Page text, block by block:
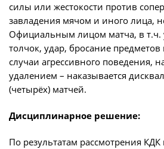
силы или жестокости против
завладения мячом и иного лица,
Официальным лицом матча, в
толчок, удар, бросание
случаи агрессивного поведения,
удалением – наказывается
(четырёх) матчей.
Дисциплинарное решение:
По результатам рассмотрения КДК